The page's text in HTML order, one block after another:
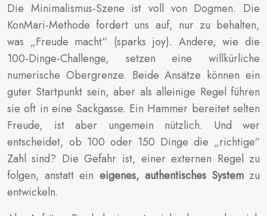
Die Minimalismus-Szene ist voll von Dogmen. Die
KonMari-Methode fordert uns auf, nur zu behalten,
was „Freude macht“ (sparks joy). Andere, wie die
100-Dinge-Challenge, setzen eine willkürliche
numerische Obergrenze. Beide Ansätze können ein
guter Startpunkt sein, aber als alleinige Regel führen
sie oft in eine Sackgasse. Ein Hammer bereitet selten
Freude, ist aber ungemein nützlich. Und wer
entscheidet, ob 100 oder 150 Dinge die „richtige“
Zahl sind? Die Gefahr ist, einer externen Regel zu
folgen, anstatt ein eigenes, authentisches Systemzu
entwickeln.